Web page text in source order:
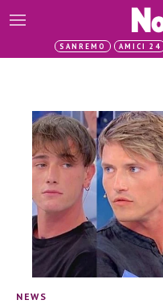
SANREMO AMICI 24
NEWS